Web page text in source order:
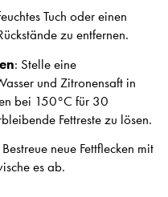
Tuch oder einen
zu entfernen.
: Stelle eine
und Zitronensaft in
bei 150°C für 30
Fettreste zu lösen.
Bestreue neue Fettflecken mit
es ab.